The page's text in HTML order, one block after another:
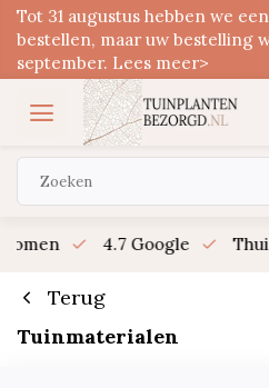
Tot 31 augustus hebben we
bestellen, maar uw bestelling
september. Lees meer>
4.7 Google
Terug
Tuinmaterialen